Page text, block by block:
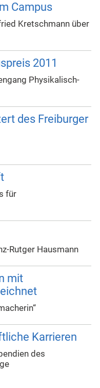
Campus
Kretschmann über
2011
Physikalisch-
des Freiburger
für
Rutger Hausmann
mit
Karrieren
des